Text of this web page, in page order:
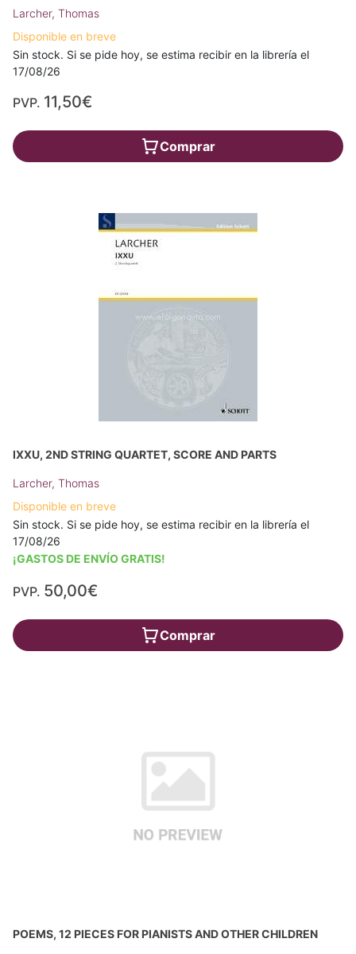
Larcher, Thomas
Disponible en breve
Sin stock. Si se pide hoy, se estima recibir en la librería el
17/08/26
PVP. 11,50€
Comprar
IXXU, 2ND STRING QUARTET, SCORE AND PARTS
Larcher, Thomas
Disponible en breve
Sin stock. Si se pide hoy, se estima recibir en la librería el
17/08/26
¡GASTOS DE ENVÍO GRATIS!
PVP. 50,00€
Comprar
POEMS, 12 PIECES FOR PIANISTS AND OTHER CHILDREN